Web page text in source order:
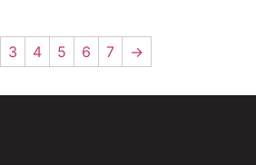
3 4 5 6 7 →